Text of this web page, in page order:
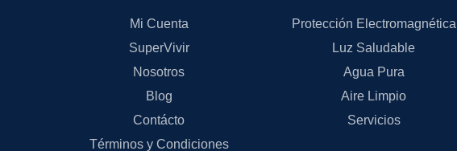
Mi Cuenta
SuperVivir
Nosotros
Blog
Contácto
Términos y Condiciones
Protección Electromagnética
Luz Saludable
Agua Pura
Aire Limpio
Servicios